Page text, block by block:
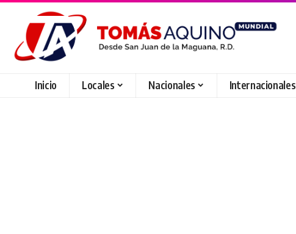
Inicio Locales Nacionales Internacionales